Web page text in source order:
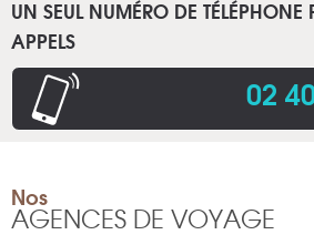
UN SEUL NUMÉRO DE
APPELS
02
Nos
AGENCES DE VOYAGE